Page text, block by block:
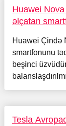
Huawei
əlçatan
Huawei Çində
smartfonunu
beşinci
Tesla